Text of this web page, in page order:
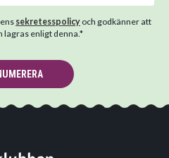
sekretesspolicy och godkänner att
lagras enligt denna.*